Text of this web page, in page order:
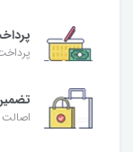
اصالت